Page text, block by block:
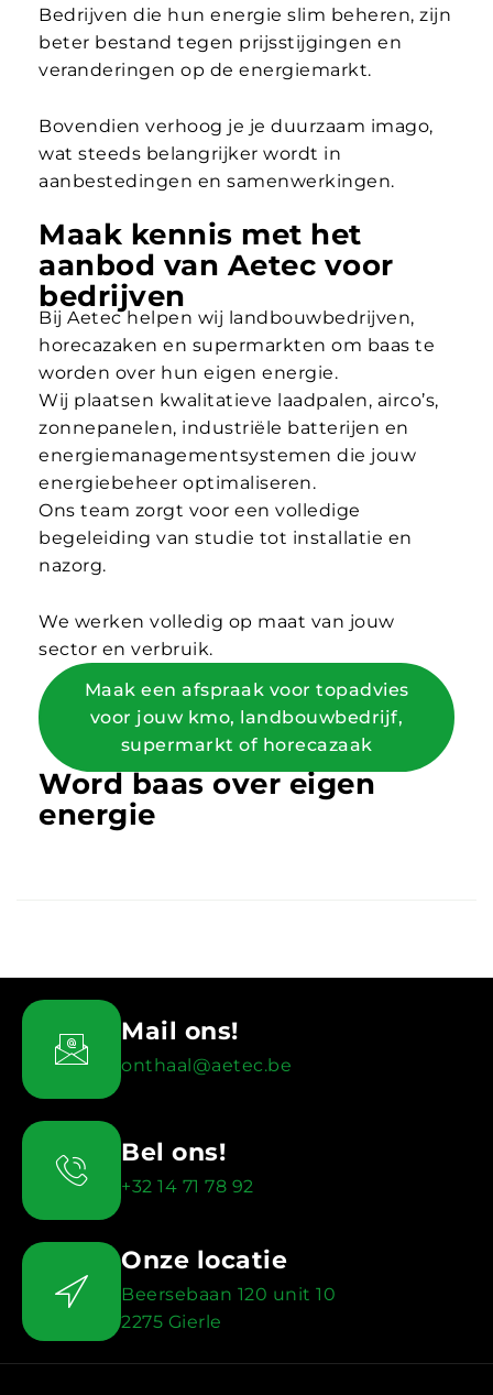
Bedrijven die hun energie slim beheren, zijn
beter bestand tegen prijsstijgingen en
veranderingen op de energiemarkt.
Bovendien verhoog je je duurzaam imago,
wat steeds belangrijker wordt in
aanbestedingen en samenwerkingen.
Maak kennis met het
aanbod van Aetec voor
bedrijven
Bij Aetec helpen wij landbouwbedrijven,
horecazaken en supermarkten om baas te
worden over hun eigen energie.
Wij plaatsen kwalitatieve laadpalen, airco’s,
zonnepanelen, industriële batterijen en
energiemanagementsystemen die jouw
energiebeheer optimaliseren.
Ons team zorgt voor een volledige
begeleiding van studie tot installatie en
nazorg.
We werken volledig op maat van jouw
sector en verbruik.
Maak een afspraak voor topadvies
voor jouw kmo, landbouwbedrijf,
supermarkt of horecazaak
Word baas over eigen
energie
Mail ons!
onthaal@aetec.be
Bel ons!
+32 14 71 78 92
Onze locatie
Beersebaan 120 unit 10
2275 Gierle